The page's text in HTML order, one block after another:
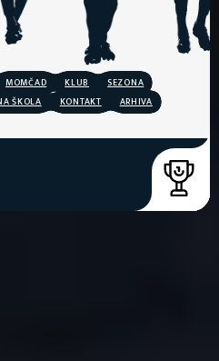
MOMČAD KLUB
SEZONA
ŠKOLA KONTAKT ARHIVA